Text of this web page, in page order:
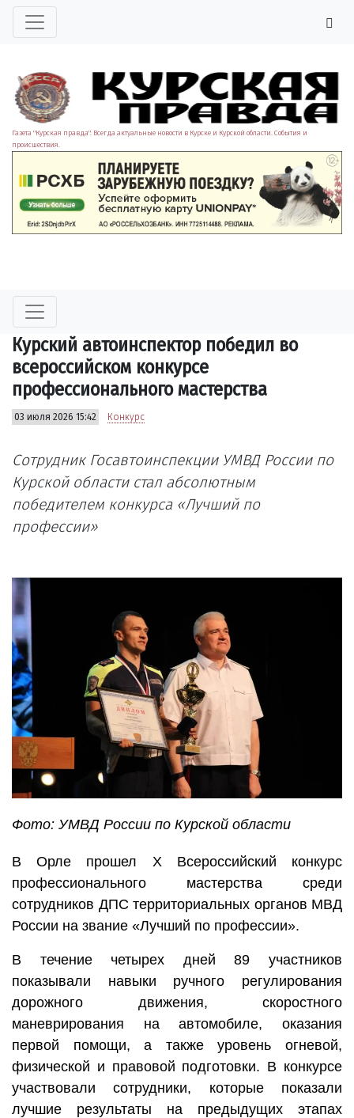
Газета "Курская правда". Всегда актуальные новости в Курске и Курской области. События и
происшествия.
Курский автоинспектор победил во
всероссийском конкурсе
профессионального мастерства
03 июля 2026 15:42 Конкурс
Сотрудник Госавтоинспекции УМВД России по
Курской области стал абсолютным
победителем конкурса «Лучший по
профессии»
Фото: УМВД России по Курской области
В Орле прошел X Всероссийский конкурс
профессионального мастерства среди
сотрудников ДПС территориальных органов МВД
России на звание «Лучший по профессии».
В течение четырех дней 89 участников
показывали навыки ручного регулирования
дорожного движения, скоростного
маневрирования на автомобиле, оказания
первой помощи, а также уровень огневой,
физической и правовой подготовки. В конкурсе
участвовали сотрудники, которые показали
лучшие результаты на предыдущих этапах